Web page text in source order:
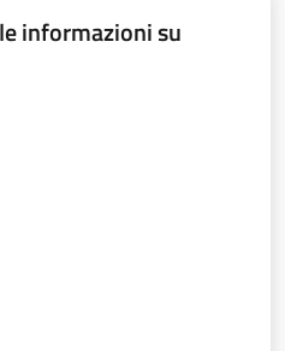
informazioni su